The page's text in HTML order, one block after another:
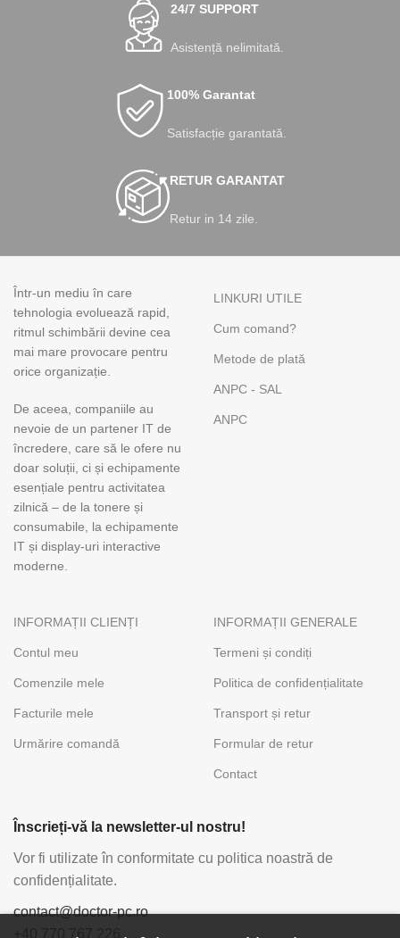
24/7 SUPPORT
Asistență nelimitată.
100% Garantat
Satisfacție garantată.
RETUR GARANTAT
Retur in 14 zile.
Într-un mediu în care
tehnologia evoluează rapid,
ritmul schimbării devine cea
mai mare provocare pentru
orice organizație.
De aceea, companiile au
nevoie de un partener IT de
încredere, care să le ofere nu
doar soluții, ci și echipamente
esențiale pentru activitatea
zilnică – de la tonere și
consumabile, la echipamente
IT și display-uri interactive
moderne.
LINKURI UTILE
Cum comand?
Metode de plată
ANPC - SAL
ANPC
INFORMAȚII CLIENȚI
Contul meu
Comenzile mele
Facturile mele
Urmărire comandă
INFORMAȚII GENERALE
Termeni și condiți
Politica de confidențialitate
Transport și retur
Formular de retur
Contact
Înscrieți-vă la newsletter-ul nostru!
Vor fi utilizate în conformitate cu politica noastră de
confidențialitate.
contact@doctor-pc.ro
+40 770 767 226